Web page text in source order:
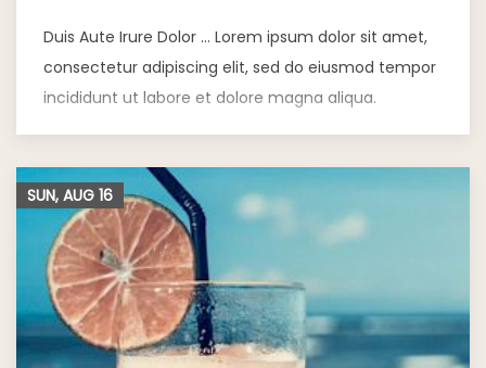
Duis Aute Irure Dolor … Lorem ipsum dolor sit amet,
consectetur adipiscing elit, sed do eiusmod tempor
incididunt ut labore et dolore magna aliqua.
SUN, AUG 16